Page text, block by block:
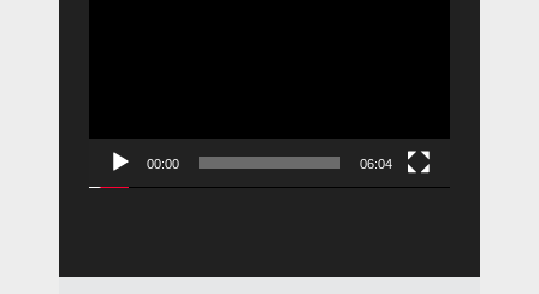
00:00 06:04